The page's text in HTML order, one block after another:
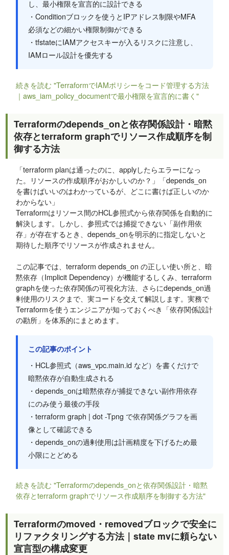
し、最小権限を宣言的に設計できる
・Conditionブロックを使うとIPアドレス制限やMFA
必須などの細かい権限制御ができる
・tfstateにIAMアクセスキーが入るリスクに注意し、
IAMロール設計を優先する
続きを読む "TerraformでIAMポリシーをコード管理する方法
｜aws_iam_policy_documentで最小権限を宣言的に書く"
Terraformのdepends_onと依存関係設計・暗黙
依存とterraform graphでリソース作成順序を制
御する方法
「terraform planは通ったのに、applyしたらエラーになっ
た。リソースの作成順序がおかしいのか？」「depends_on
を書けばいいのはわかっているが、どこに書けば正しいのか
わからない」
Terraformはリソース間のHCL参照式から依存関係を自動的に
解決します。しかし、参照式では捕捉できない「副作用依
存」が存在するとき、depends_onを明示的に指定しないと
期待した順序でリソースが作成されません。
この記事では、terraform depends_on の正しい使い所と、暗
黙依存（Implicit Dependency）が機能するしくみ、terraform
graphを使った依存関係の可視化方法、さらにdepends_on過
剰使用のリスクまで、実コードを交えて解説します。実務で
Terraformを使うエンジニアが知っておくべき「依存関係設計
の勘所」を体系的にまとめます。
この記事のポイント
・HCL参照式（aws_vpc.main.id など）を書くだけで
暗黙依存が自動生成される
・depends_onは暗黙依存が捕捉できない副作用依存
にのみ使う最後の手段
・terraform graph | dot -Tpng で依存関係グラフを画
像として確認できる
・depends_onの過剰使用は計画精度を下げるため最
小限にとどめる
続きを読む "Terraformのdepends_onと依存関係設計・暗黙
依存とterraform graphでリソース作成順序を制御する方法"
Terraformのmoved・removedブロックで安全に
リファクタリングする方法｜state mvに頼らない
宣言型の構成変更